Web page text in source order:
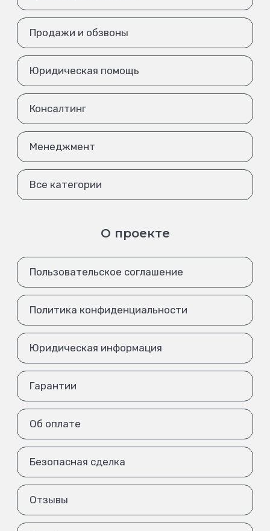
Продажи и обзвоны
Юридическая помощь
Консалтинг
Менеджмент
Все категории
О проекте
Пользовательское соглашение
Политика конфиденциальности
Юридическая информация
Гарантии
Об оплате
Безопасная сделка
Отзывы